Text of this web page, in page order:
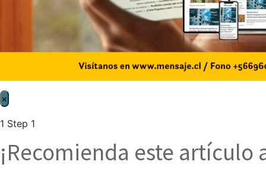
×
1 Step 1
¡Recomienda este artículo